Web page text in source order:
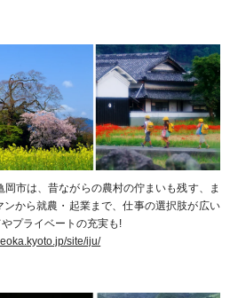
市は、昔ながらの農村の佇まいも残す、ま
から就農・起業まで、仕事の選択肢が広い
プライベートの充実も!
site/iju/